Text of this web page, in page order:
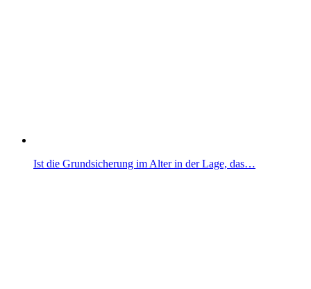
Ist die Grundsicherung im Alter in der Lage, das…